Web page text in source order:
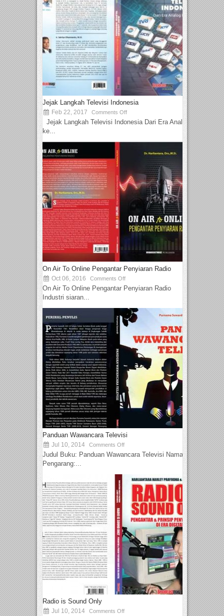
Jejak Langkah Televisi Indonesia
Feb 22, 2017 Comments Off
Jejak Langkah Televisi Indonesia Dari Era Analog
ke...
On Air To Online Pengantar Penyiaran Radio
Oct 06, 2016 Comments Off
On Air To Online Pengantar Penyiaran Radio
Industri siaran...
Panduan Wawancara Televisi
Jul 10, 2014 Comments Off
Judul Buku: Panduan Wawancara Televisi Nama
Pengarang:...
Radio is Sound Only
Jul 10, 2014 Comments Off